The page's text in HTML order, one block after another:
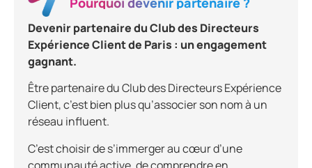
Devenir partenaire du Club des Directeurs
Expérience Client de Paris : un engagement
gagnant.
Être partenaire du Club des Directeurs Expérience
Client, c’est bien plus qu’associer son nom à un
réseau influent.
C’est choisir de s’immerger au cœur d’une
communauté active, de comprendre en